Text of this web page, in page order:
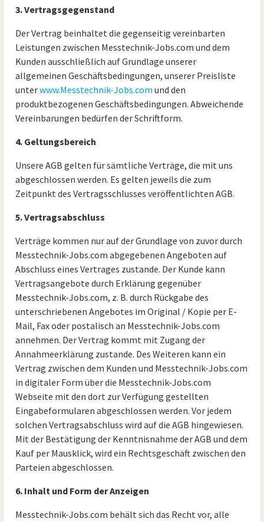
3. Vertragsgegenstand
Der Vertrag beinhaltet die gegenseitig vereinbarten
Leistungen zwischen Messtechnik-Jobs.com und dem
Kunden ausschließlich auf Grundlage unserer
allgemeinen Geschäftsbedingungen, unserer Preisliste
unterwww.Messtechnik-Jobs.com und den
produktbezogenen Geschäftsbedingungen. Abweichende
Vereinbarungen bedürfen der Schriftform.
4. Geltungsbereich
Unsere AGB gelten für sämtliche Verträge, die mit uns
abgeschlossen werden. Es gelten jeweils die zum
Zeitpunkt des Vertragsschlusses veröffentlichten AGB.
5. Vertragsabschluss
Verträge kommen nur auf der Grundlage von zuvor durch
Messtechnik-Jobs.com abgegebenen Angeboten auf
Abschluss eines Vertrages zustande. Der Kunde kann
Vertragsangebote durch Erklärung gegenüber
Messtechnik-Jobs.com, z. B. durch Rückgabe des
unterschriebenen Angebotes im Original / Kopie per E-
Mail, Fax oder postalisch an Messtechnik-Jobs.com
annehmen. Der Vertrag kommt mit Zugang der
Annahmeerklärung zustande. Des Weiteren kann ein
Vertrag zwischen dem Kunden und Messtechnik-Jobs.com
in digitaler Form über die Messtechnik-Jobs.com
Webseite mit den dort zur Verfügung gestellten
Eingabeformularen abgeschlossen werden. Vor jedem
solchen Vertragsabschluss wird auf die AGB hingewiesen.
Mit der Bestätigung der Kenntnisnahme der AGB und dem
Kauf per Mausklick, wird ein Rechtsgeschäft zwischen den
Parteien abgeschlossen.
6. Inhalt und Form der Anzeigen
Messtechnik-Jobs.com behält sich das Recht vor, alle